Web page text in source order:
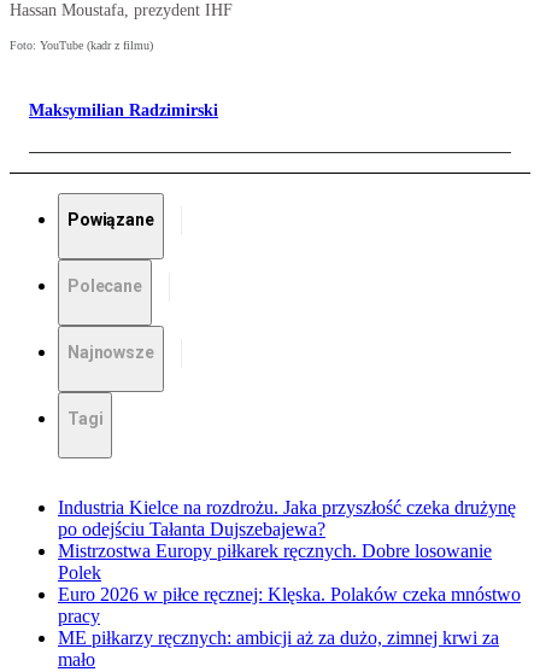
Hassan Moustafa, prezydent IHF
Foto: YouTube (kadr z filmu)
Maksymilian Radzimirski
Powiązane
Polecane
Najnowsze
Tagi
Industria Kielce na rozdrożu. Jaka przyszłość czeka drużynę
po odejściu Tałanta Dujszebajewa?
Mistrzostwa Europy piłkarek ręcznych. Dobre losowanie
Polek
Euro 2026 w piłce ręcznej: Klęska. Polaków czeka mnóstwo
pracy
ME piłkarzy ręcznych: ambicji aż za dużo, zimnej krwi za
mało